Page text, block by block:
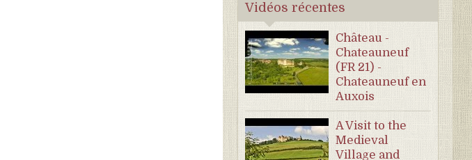
Vidéos récentes
Château -
Chateauneuf
(FR 21) -
Chateauneuf en
Auxois
A Visit to the
Medieval
Village and